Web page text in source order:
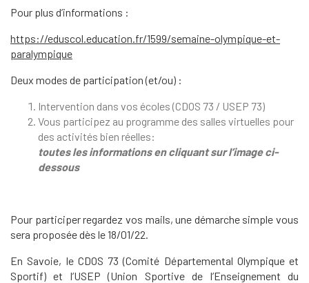
Pour plus d’informations :
https://eduscol.education.fr/1599/semaine-olympique-et-
paralympique
Deux modes de participation (et/ou) :
Intervention dans vos écoles (CDOS 73 / USEP 73)
Vous participez au programme des salles virtuelles pour
des activités bien réelles:
toutes les informations en cliquant sur l’image ci-
dessous
Pour participer regardez vos mails, une démarche simple vous
sera proposée dès le 18/01/22.
En Savoie, le CDOS 73 (Comité Départemental Olympique et
Sportif) et l’USEP (Union Sportive de l’Enseignement du